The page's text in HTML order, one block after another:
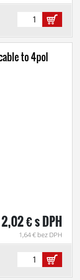
to 4pol
2,02 € s DPH
1,64 € bez DPH